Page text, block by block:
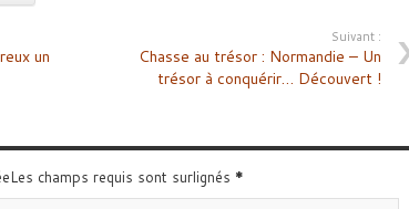
un
Suivant :
Chasse au trésor : Normandie – Un
trésor à conquérir… Découvert !
champs requis sont surlignés *